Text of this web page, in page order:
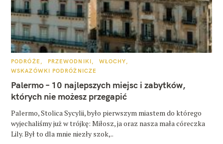
K
T
G
R
PODRÓŻE PRZEWODNIKI
WŁOCHY
WSKAZÓWKI PODRÓŻNICZE
Palermo – 10 najlepszych miejsc i zabytków,
których nie możesz przegapić
Palermo, Stolica Sycylii, było pierwszym miastem do którego
wyjechaliśmy już w trójkę: Miłosz, ja oraz nasza mała córeczka
Lily. Był to dla mnie niezły szok,..